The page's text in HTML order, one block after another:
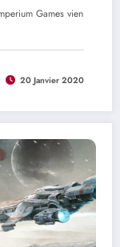
Games vien
20 Janvier 2020